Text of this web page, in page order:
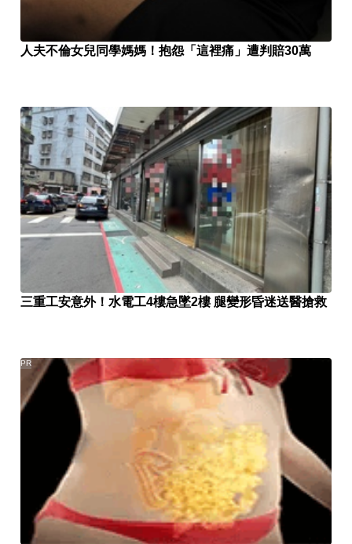
人夫不倫女兒同學媽媽！抱怨「這裡痛」遭判賠30萬
三重工安意外！水電工4樓急墜2樓 腿變形昏迷送醫搶救
PR